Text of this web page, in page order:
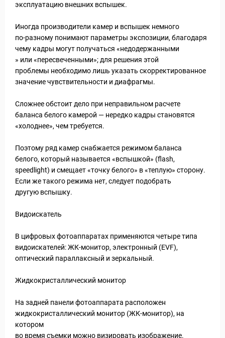
эксплуатацию внешних вспышек.
Иногда производители камер и вспышек немного
по-разному понимают параметры экспозиции, благодаря
чему кадры могут получаться «недодержанными
» или «пересвеченными»; для решения этой
проблемы необходимо лишь указать скорректированное
значение чувствительности и диафрагмы.
Сложнее обстоит дело при неправильном расчете
баланса белого камерой — нередко кадры становятся
«холоднее», чем требуется.
Поэтому ряд камер снабжается режимом баланса
белого, который называется «вспышкой» (flash,
speedlight) и смещает «точку белого» в «теплую» сторону.
Если же такого режима нет, следует подобрать
другую вспышку.
Видоискатель
В цифровых фотоаппаратах применяются четыре типа
видоискателей: ЖК-монитор, электронный (EVF),
оптический параллаксный и зеркальный.
Жидкокристаллический монитор
На задней панели фотоаппарата расположен
жидкокристаллический монитор (ЖК-монитор), на
котором
во время съемки можно визировать изображение.